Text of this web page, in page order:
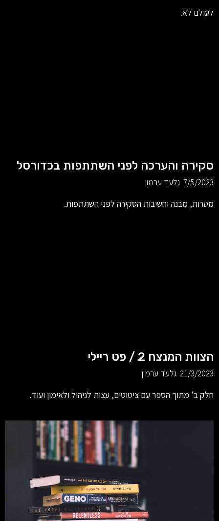
לעולם לא.
סקירה והערכה לפני השתתפות בכדורסל
7/5/2023 גלעד ערמון
מטרות, מבנה וחשיבות הסקירה לפני השתתפות.
הצוות המנצח 2 / פט ריילי
21/3/2023 גלעד ערמון
חלק ב' מתוך הספר עם ציטוטים, עצות לניהול ולאימון ועוד.